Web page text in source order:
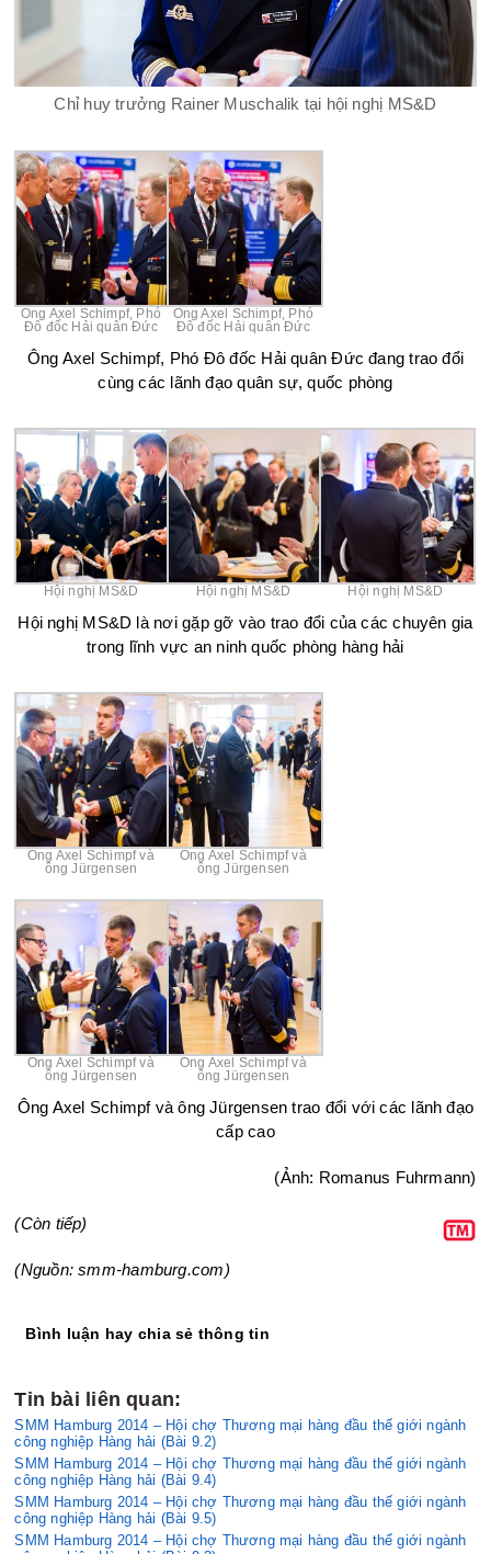
Chỉ huy trưởng Rainer Muschalik tại hội nghị MS&D
Ông Axel Schimpf, Phó
Đô đốc Hải quân Đức
Ông Axel Schimpf, Phó
Đô đốc Hải quân Đức
Ông Axel Schimpf, Phó Đô đốc Hải quân Đức đang trao đổi
cùng các lãnh đạo quân sự, quốc phòng
Hội nghị MS&D Hội nghị MS&D Hội nghị MS&D
Hội nghị MS&D là nơi gặp gỡ vào trao đổi của các chuyên gia
trong lĩnh vực an ninh quốc phòng hàng hải
Ông Axel Schimpf và
ông Jürgensen
Ông Axel Schimpf và
ông Jürgensen
Ông Axel Schimpf và
ông Jürgensen
Ông Axel Schimpf và
ông Jürgensen
Ông Axel Schimpf và ông Jürgensen trao đổi với các lãnh đạo
cấp cao
(Ảnh: Romanus Fuhrmann)
(Còn tiếp)
(Nguồn: smm-hamburg.com)
Bình luận hay chia sẻ thông tin
Tin bài liên quan:
SMM Hamburg 2014 – Hội chợ Thương mại hàng đầu thế giới ngành
công nghiệp Hàng hải (Bài 9.2)
SMM Hamburg 2014 – Hội chợ Thương mại hàng đầu thế giới ngành
công nghiệp Hàng hải (Bài 9.4)
SMM Hamburg 2014 – Hội chợ Thương mại hàng đầu thế giới ngành
công nghiệp Hàng hải (Bài 9.5)
SMM Hamburg 2014 – Hội chợ Thương mại hàng đầu thế giới ngành